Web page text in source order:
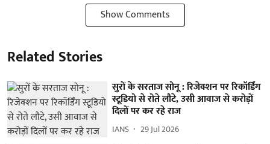
Show Comments
Related Stories
सुरों के सरताज सोनू : रिजेक्शन पर रिकॉर्डिंग
स्टूडियो से रोते लौटे, उसी आवाज से करोड़ों
दिलों पर कर रहे राज
IANS 29 Jul 2026